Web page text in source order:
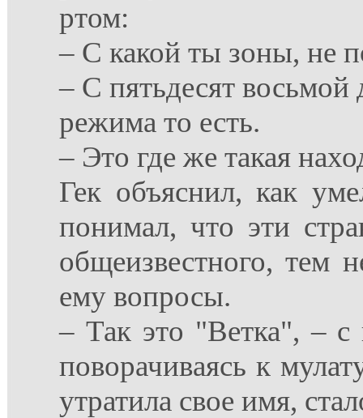
ртом:
– С какой ты зоны, не
– С пятьдесят
режима то есть.
– Это где же такая
Гек объяснил, как
понимал, что эти
общеизвестного, тем
ему вопросы.
– Так это "Ветка", – с
поворачиваясь к
утратила свое имя,